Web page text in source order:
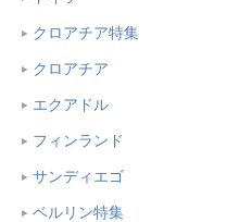
クロアチア特集
クロアチア
エクアドル
フィンランド
サンディエゴ
ベルリン特集